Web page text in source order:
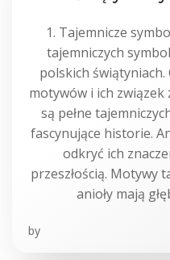
1. Tajemnicze
tajemniczych
polskich
motywów i ich
są pełne
fascynujące historie.
odkryć ich
przeszłością. Motywy
anioły mają
by